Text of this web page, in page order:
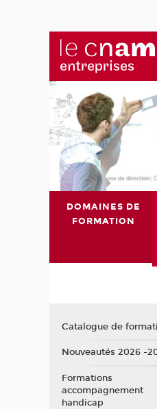
DOMAINES DE
FORMATION
Catalogue de
Nouveautés 2026 -
Formations
accompagnement
handicap